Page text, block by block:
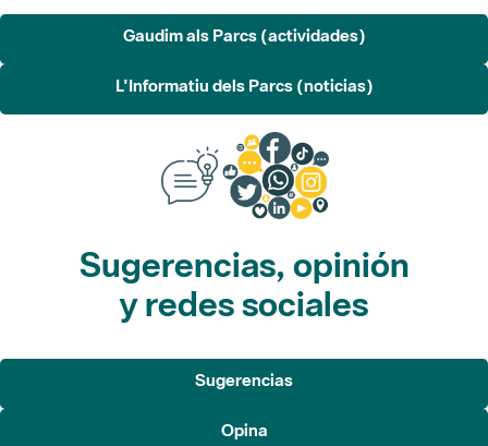
Gaudim als Parcs (actividades)
L'Informatiu dels Parcs (noticias)
Sugerencias, opinión
y redes sociales
Sugerencias
Opina